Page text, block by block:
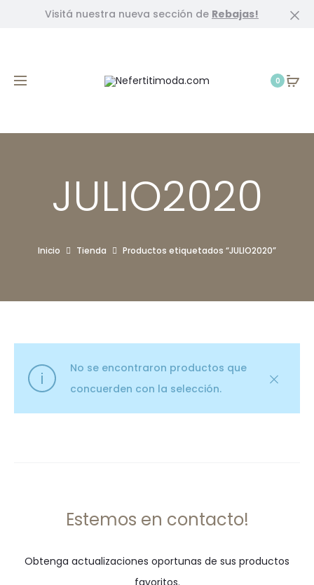
Visitá nuestra nueva sección de Rebajas!
0
JULIO2020
Inicio Tienda Productos etiquetados “JULIO2020”
No se encontraron productos que
concuerden con la selección.
Estemos en contacto!
Obtenga actualizaciones oportunas de sus productos
favoritos.